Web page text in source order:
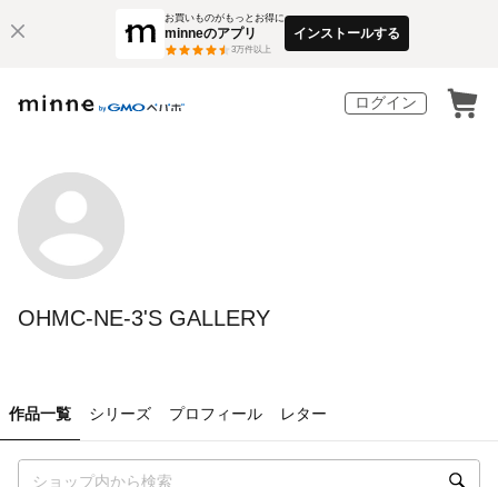
お買いものがもっとお得に
minneのアプリ
3万件以上
インストールする
ログイン
OHMC-NE-3'S GALLERY
作品一覧 シリーズ プロフィール レター